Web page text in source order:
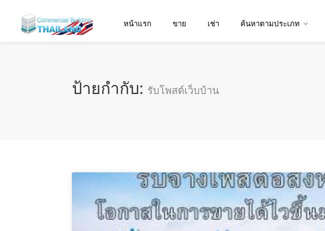
หน้าแรก ขาย เช่า ค้นหาตามประเภท
ป้ายกำกับ: รับโพสต์เว็บบ้าน